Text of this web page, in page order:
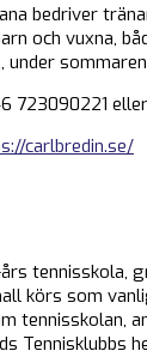
bedriver
och vuxna,
723090221 eller
carlbredin.se/
tennisskola,
körs som
tennisskolan,
Tennisklubbs